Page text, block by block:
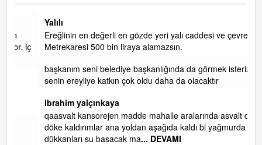
Ereğlinin en değerli en gözde yeri yalı caddesi ve çevresidir.
Metrekaresi 500 bin liraya alamazsın.
başkanım seni belediye başkanlığında da görmek isteriz
senin ereyliye katkın çok oldu daha da olacaktır
ibrahim yalçınkaya
qaasvalt kansorejen madde mahalle aralarında asvalt döke
döke kaldırımlar ana yoldan aşağıda kaldı bi yağmurda
dükkanları su basacak ma... DEVAMI